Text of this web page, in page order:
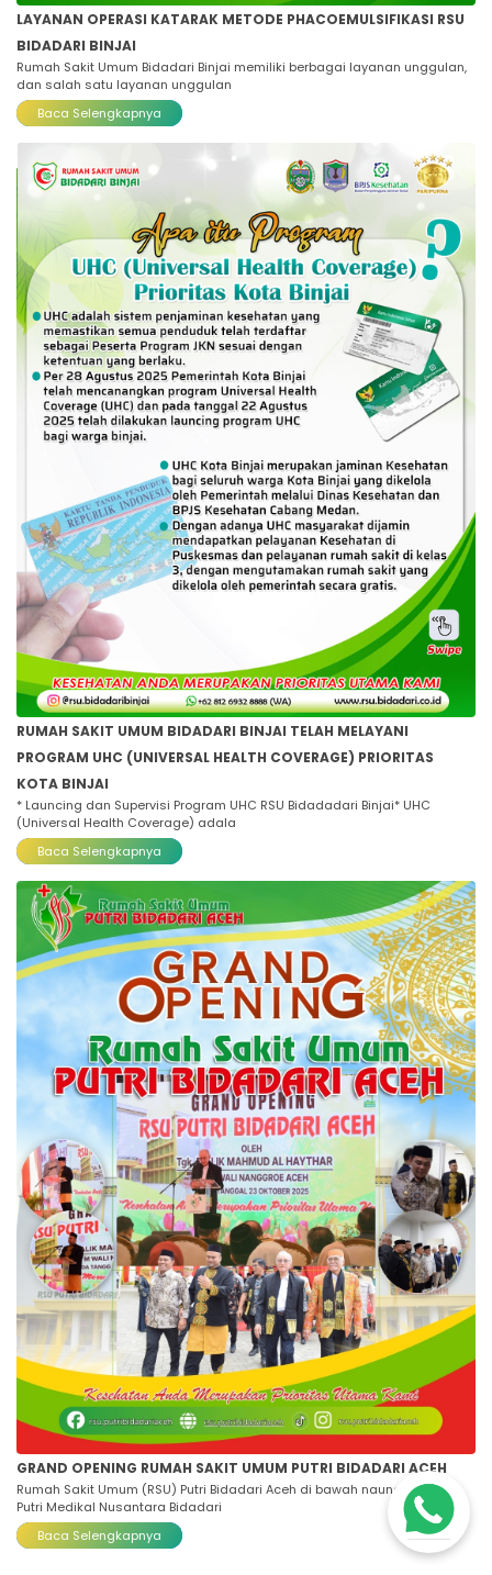
LAYANAN OPERASI KATARAK METODE PHACOEMULSIFIKASI RSU
BIDADARI BINJAI
Rumah Sakit Umum Bidadari Binjai memiliki berbagai layanan unggulan,
dan salah satu layanan unggulan
Baca Selengkapnya
RUMAH SAKIT UMUM BIDADARI BINJAI TELAH MELAYANI
PROGRAM UHC (UNIVERSAL HEALTH COVERAGE) PRIORITAS
KOTA BINJAI
* Launcing dan Supervisi Program UHC RSU Bidadadari Binjai* UHC
(Universal Health Coverage) adala
Baca Selengkapnya
GRAND OPENING RUMAH SAKIT UMUM PUTRI BIDADARI ACEH
Rumah Sakit Umum (RSU) Putri Bidadari Aceh di bawah naungan PT Ade
Putri Medikal Nusantara Bidadari
Baca Selengkapnya